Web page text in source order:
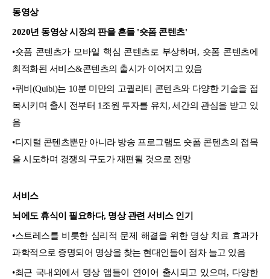
동영상
2020년 동영상 시장의 판을 흔들 '숏폼 콘텐츠'
•숏폼 콘텐츠가 모바일 핵심 콘텐츠로 부상하며, 숏폼 콘텐츠에
최적화된 서비스&콘텐츠의 출시가 이어지고 있음
•퀴비(Quibi)는 10분 미만의 고퀄리티 콘텐츠와 다양한 기술을 접
목시키며 출시 전부터 1조원 투자를 유치, 세간의 관심을 받고 있
음
•디지털 콘텐츠뿐만 아니라 방송 프로그램도 숏폼 콘텐츠의 접목
을 시도하며 경쟁의 구도가 재편될 것으로 전망
서비스
뇌에도 휴식이 필요하다, 명상 관련 서비스 인기
•스트레스를 비롯한 심리적 문제 해결을 위한 명상 치료 효과가
과학적으로 증명되어 명상을 찾는 현대인들이 점차 늘고 있음
•최근 국내외에서 명상 앱들이 연이어 출시되고 있으며, 다양한